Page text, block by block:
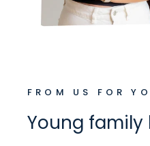
FROM US FOR
Young family